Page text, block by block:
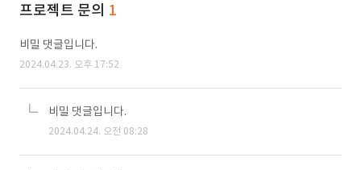
프로젝트 문의 1
비밀 댓글입니다.
2024.04.23. 오후 17:52
비밀 댓글입니다.
2024.04.24. 오전 08:28